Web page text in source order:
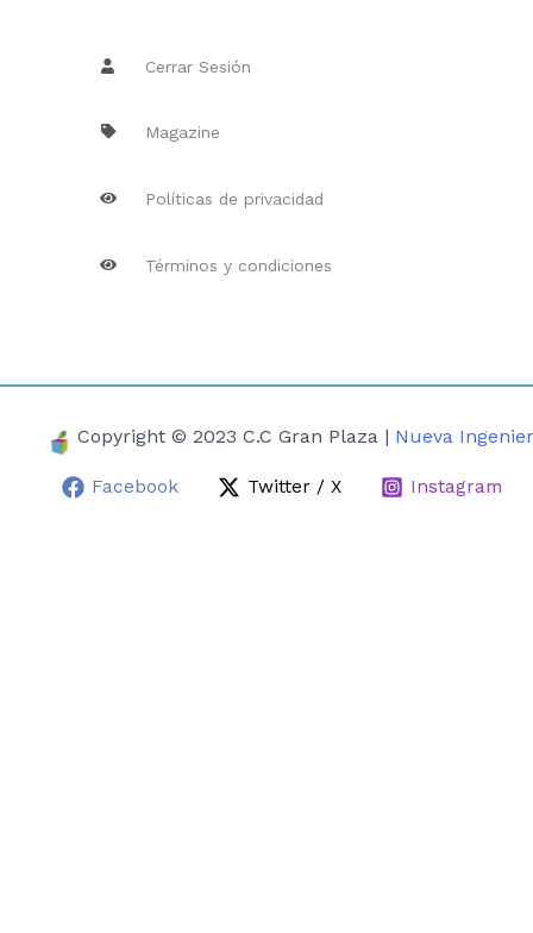
Cerrar Sesión
Magazine
Políticas de privacidad
Términos y condiciones
Copyright © 2023 C.C Gran Plaza | Nueva
Facebook Twitter / X Instagram